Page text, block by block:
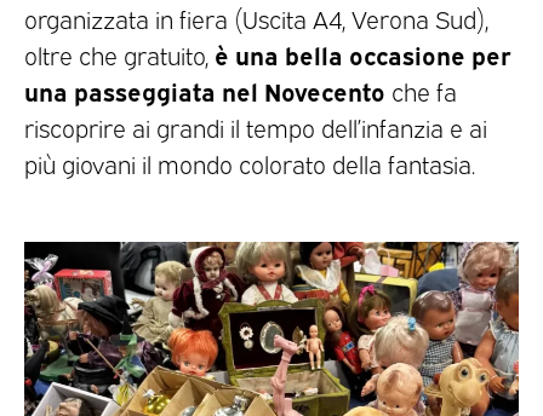
organizzata in fiera (Uscita A4, Verona Sud),
oltre che gratuito, è una bella occasione per
una passeggiata nel Novecento che fa
riscoprire ai grandi il tempo dell’infanzia e ai
più giovani il mondo colorato della fantasia.